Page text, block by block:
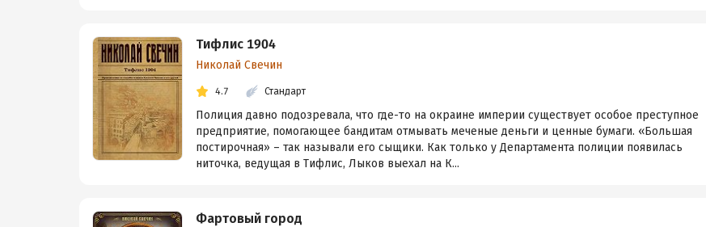
Тифлис 1904
Николай Свечин
4.7 Стандарт
Полиция давно подозревала, что где-то на окраине империи существует особое преступное
предприятие, помогающее бандитам отмывать меченые деньги и ценные бумаги. «Большая
постирочная» – так называли его сыщики. Как только у Департамента полиции появилась
ниточка, ведущая в Тифлис, Лыков выехал на К...
Фартовый город